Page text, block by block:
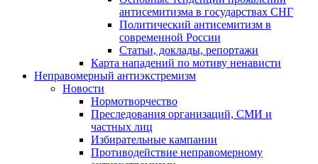
антисемитизма в государствах СНГ
Политический антисемитизм в
современной России
Статьи, доклады, репортажи
Карта нападений по мотиву ненависти
Неправомерный антиэкстремизм
Новости
Нормотворчество
Преследования организаций, СМИ и
частных лиц
Избирательные кампании
Противодействие неправомерному